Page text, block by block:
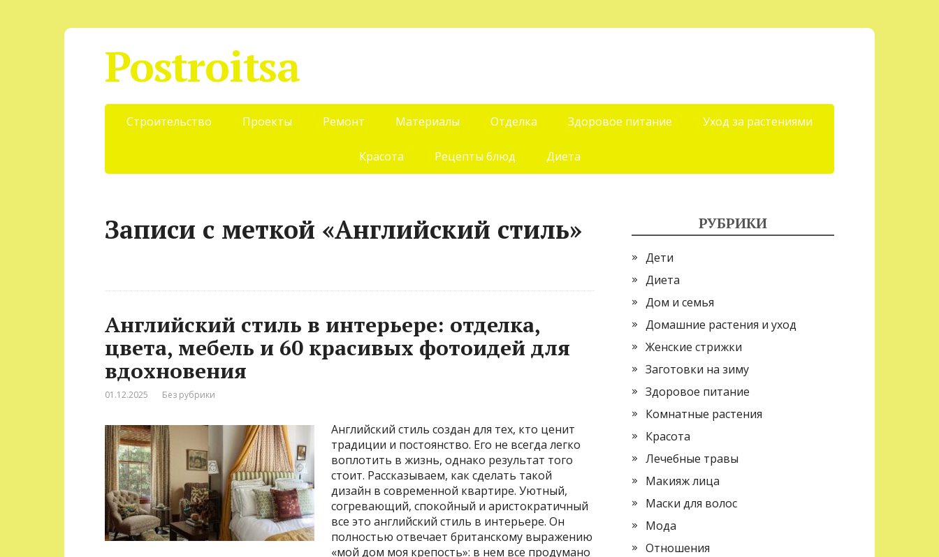
Postroitsa
Строительство Проекты Ремонт Материалы Отделка Здоровое питание Уход за растениями
Красота Рецепты блюд Диета
Записи с меткой «Английский стиль»
Английский стиль в интерьере: отделка,
цвета, мебель и 60 красивых фотоидей для
вдохновения
01.12.2025 Без рубрики
Английский стиль создан для тех, кто ценит
традиции и постоянство. Его не всегда легко
воплотить в жизнь, однако результат того
стоит. Рассказываем, как сделать такой
дизайн в современной квартире. Уютный,
согревающий, спокойный и аристократичный
все это английский стиль в интерьере. Он
полностью отвечает британскому выражению
«мой дом моя крепость»: в нем все продумано
РУБРИКИ
Дети
Диета
Дом и семья
Домашние растения и уход
Женские стрижки
Заготовки на зиму
Здоровое питание
Комнатные растения
Красота
Лечебные травы
Макияж лица
Маски для волос
Мода
Отношения